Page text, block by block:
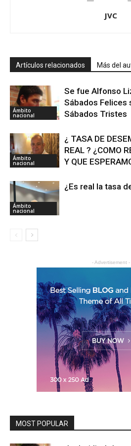
JVC
Artículos relacionados Más del
Ámbito
nacional
Se fue Alfonso
Sábados Felices
Sábados Tristes
Ámbito
nacional
¿ TASA DE
REAL ? ¿COMO
Y QUE
Ámbito
nacional
¿Es real la tasa
- Advertisement -
MOST POPULAR